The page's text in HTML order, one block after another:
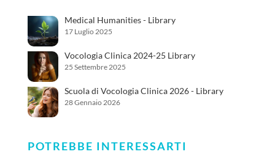
Medical Humanities - Library
17 Luglio 2025
Vocologia Clinica 2024-25 Library
25 Settembre 2025
Scuola di Vocologia Clinica 2026 - Library
28 Gennaio 2026
POTREBBE INTERESSARTI